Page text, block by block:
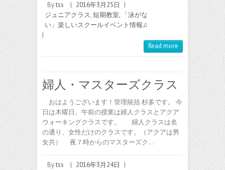
Bytss | 2016年3月25日
|
ジュニアクラス,短期教室, 「泳がな
い」楽しいスクールイベント情報♫
|
Read more
婦人・マスターズクラス
おはようございます！管理統括 杉多です。 今
日は木曜日。午前の授業は婦人クラスとアクア
ウォーキングクラスです。 婦人クラスは名
の通り、女性だけのクラスです。（アクアは男
女共） 夜７時からのマスターズク…
Bytss | 2016年3月24日
|